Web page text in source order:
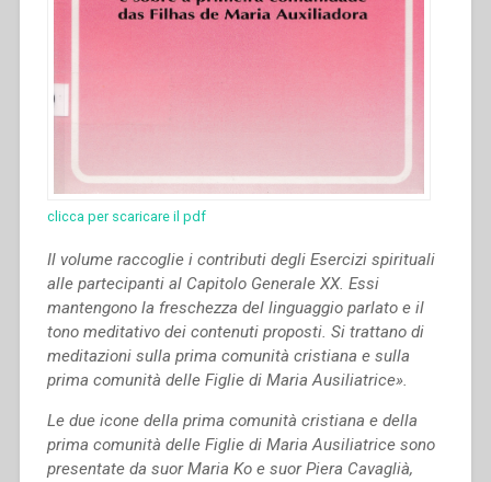
clicca per scaricare il pdf
Il volume raccoglie i contributi degli Esercizi spirituali
alle partecipanti al Capitolo Generale XX. Essi
mantengono la freschezza del linguaggio parlato e il
tono meditativo dei contenuti proposti. Si trattano di
meditazioni sulla prima comunità cristiana e sulla
prima comunità delle Figlie di Maria Ausiliatrice».
Le due icone della prima comunità cristiana e della
prima comunità delle Figlie di Maria Ausiliatrice sono
presentate da suor Maria Ko e suor Piera Cavaglià,